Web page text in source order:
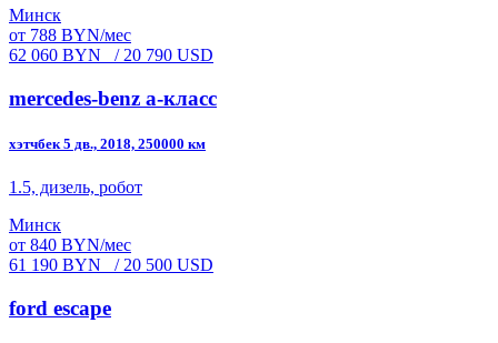
Минск
от 788 BYN/мес
62 060 BYN
/ 20 790 USD
mercedes-benz a-класс
хэтчбек 5 дв., 2018, 250000 км
1.5, дизель, робот
Минск
от 840 BYN/мес
61 190 BYN
/ 20 500 USD
ford escape